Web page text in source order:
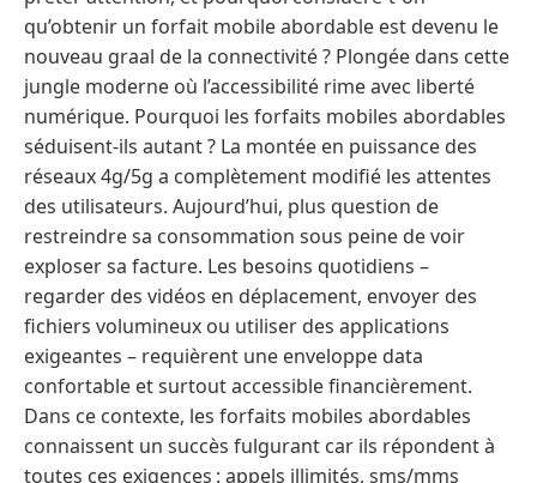
qu’obtenir un forfait mobile abordable est devenu le
nouveau graal de la connectivité ? Plongée dans cette
jungle moderne où l’accessibilité rime avec liberté
numérique. Pourquoi les forfaits mobiles abordables
séduisent-ils autant ? La montée en puissance des
réseaux 4g/5g a complètement modifié les attentes
des utilisateurs. Aujourd’hui, plus question de
restreindre sa consommation sous peine de voir
exploser sa facture. Les besoins quotidiens –
regarder des vidéos en déplacement, envoyer des
fichiers volumineux ou utiliser des applications
exigeantes – requièrent une enveloppe data
confortable et surtout accessible financièrement.
Dans ce contexte, les forfaits mobiles abordables
connaissent un succès fulgurant car ils répondent à
toutes ces exigences : appels illimités, sms/mms